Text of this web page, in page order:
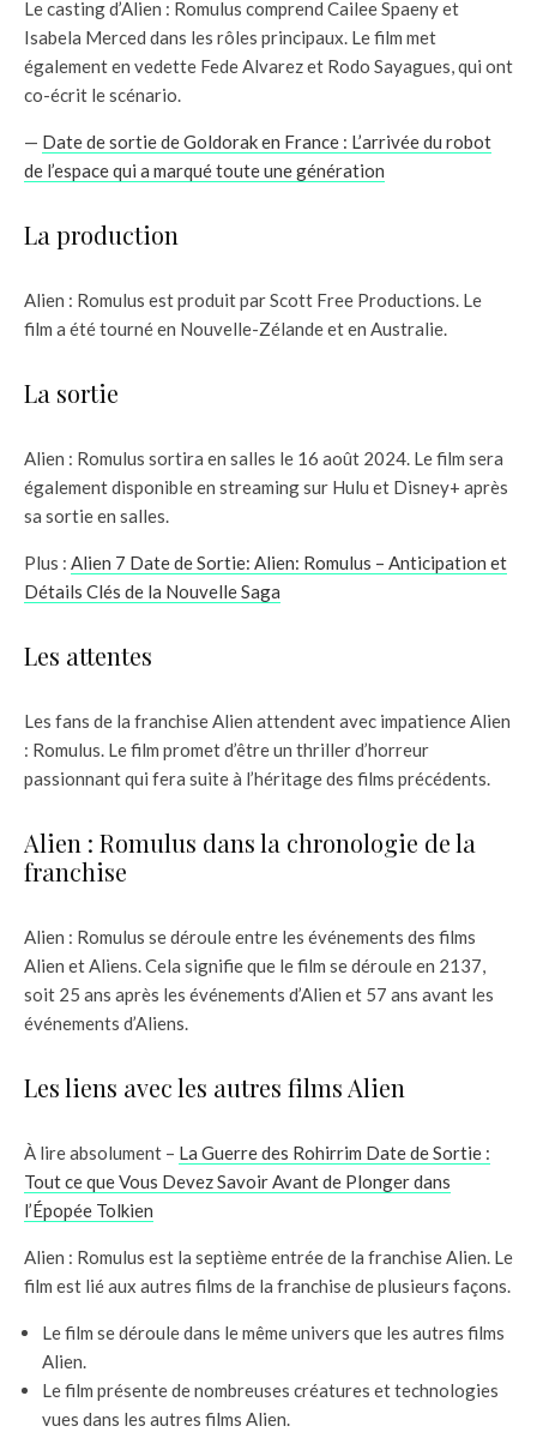
Le casting d’Alien : Romulus comprend Cailee Spaeny et
Isabela Merced dans les rôles principaux. Le film met
également en vedette Fede Alvarez et Rodo Sayagues, qui ont
co-écrit le scénario.
— Date de sortie de Goldorak en France : L’arrivée du robot
de l’espace qui a marqué toute une génération
La production
Alien : Romulus est produit par Scott Free Productions. Le
film a été tourné en Nouvelle-Zélande et en Australie.
La sortie
Alien : Romulus sortira en salles le 16 août 2024. Le film sera
également disponible en streaming sur Hulu et Disney+ après
sa sortie en salles.
Plus : Alien 7 Date de Sortie: Alien: Romulus – Anticipation et
Détails Clés de la Nouvelle Saga
Les attentes
Les fans de la franchise Alien attendent avec impatience Alien
: Romulus. Le film promet d’être un thriller d’horreur
passionnant qui fera suite à l’héritage des films précédents.
Alien : Romulus dans la chronologie de la
franchise
Alien : Romulus se déroule entre les événements des films
Alien et Aliens. Cela signifie que le film se déroule en 2137,
soit 25 ans après les événements d’Alien et 57 ans avant les
événements d’Aliens.
Les liens avec les autres films Alien
À lire absolument – La Guerre des Rohirrim Date de Sortie :
Tout ce que Vous Devez Savoir Avant de Plonger dans
l’Épopée Tolkien
Alien : Romulus est la septième entrée de la franchise Alien. Le
film est lié aux autres films de la franchise de plusieurs façons.
Le film se déroule dans le même univers que les autres films
Alien.
Le film présente de nombreuses créatures et technologies
vues dans les autres films Alien.